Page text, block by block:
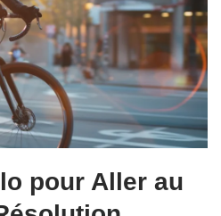
pour Aller au